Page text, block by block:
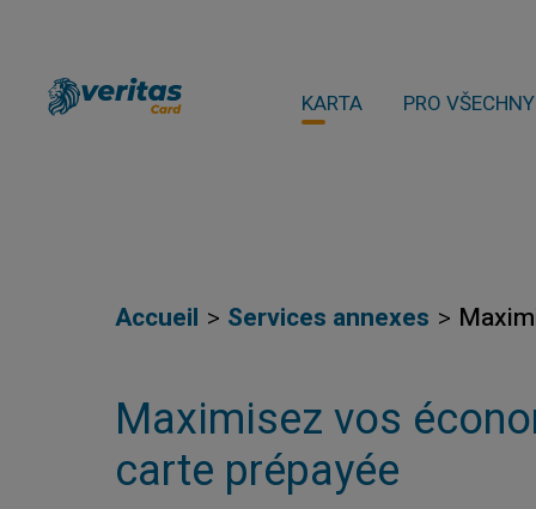
KARTA PRO VŠECHNY
Accueil Services annexes
Maximisez vos
carte prépayée